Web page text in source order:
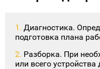
Диагностика.
подготовка плана
Разборка. При
или всего